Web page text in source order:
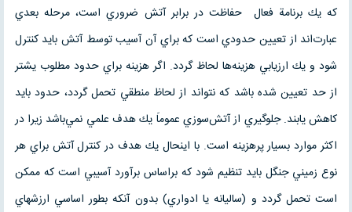
كه يك برنامة فعال حفاظت در برابر آتش ضروري است، مرحله بعدي
عبارت‌اند از تعيين حدودي است كه براي آن آسيب توسط آتش بايد كنترل
شود و يك ارزيابي هزينه‌ها لحاظ گردد. اگر هزينه‌ براي حدود مطلوب يشتر
از حد تعيين شده باشد كه نتواند از لحاظ منطقي تحمل گردد، حدود بايد
كاهش يابند. جلوگيري از آتش‌سوزي عموماَ يك هدف علمي نمي‌باشد زيرا در
اكثر موارد بسيار پرهزينه است. با اينحال يك هدف در كنترل آتش براي هر
نوع زميني جنگل بايد تنظيم شود كه براساس برآورد آسيبي است كه ممكن
است تحمل گردد و (ساليانه يا ادواري) بدون آنكه بطور اساسي ارزشهاي